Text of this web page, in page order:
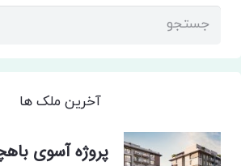
آخرین ملک ها